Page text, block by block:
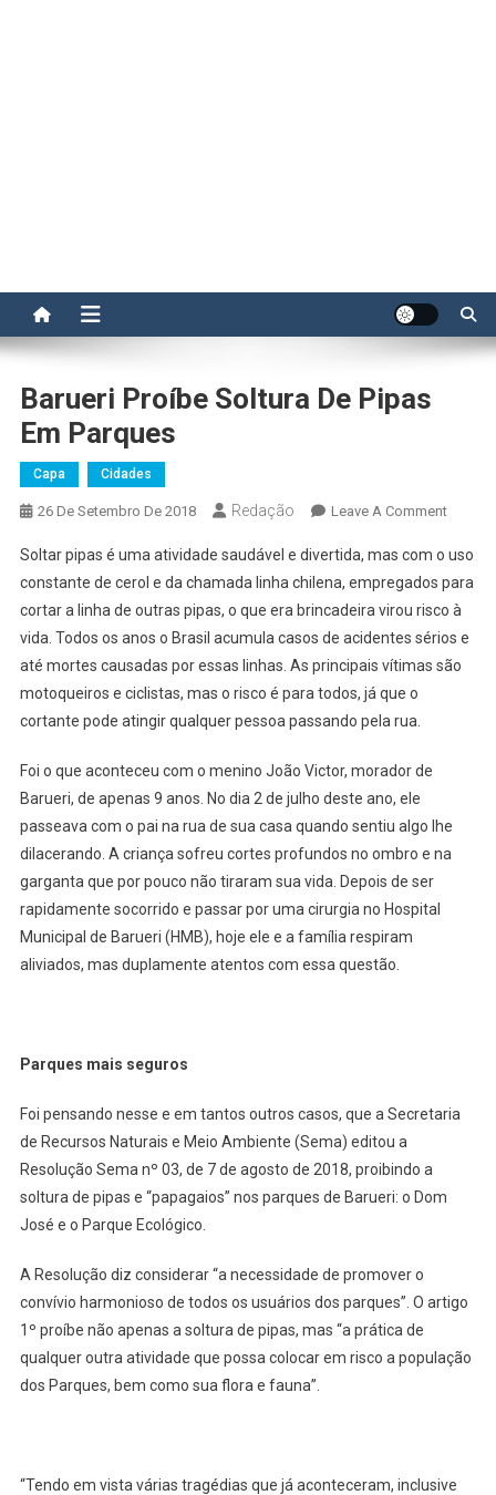
Barueri Proíbe Soltura De Pipas
Em Parques
Capa Cidades
26 De Setembro De 2018 Redação Leave A CommentOn
Proíbe
Soltura
De
Pipas
Em
Soltar pipas é uma atividade saudável e divertida, mas com o uso
constante de cerol e da chamada linha chilena, empregados para
cortar a linha de outras pipas, o que era brincadeira virou risco à
vida. Todos os anos o Brasil acumula casos de acidentes sérios e
até mortes causadas por essas linhas. As principais vítimas são
motoqueiros e ciclistas, mas o risco é para todos, já que o
cortante pode atingir qualquer pessoa passando pela rua.
Foi o que aconteceu com o menino João Victor, morador de
Barueri, de apenas 9 anos. No dia 2 de julho deste ano, ele
passeava com o pai na rua de sua casa quando sentiu algo lhe
dilacerando. A criança sofreu cortes profundos no ombro e na
garganta que por pouco não tiraram sua vida. Depois de ser
rapidamente socorrido e passar por uma cirurgia no Hospital
Municipal de Barueri (HMB), hoje ele e a família respiram
aliviados, mas duplamente atentos com essa questão.
Parques mais seguros
Foi pensando nesse e em tantos outros casos, que a Secretaria
de Recursos Naturais e Meio Ambiente (Sema) editou a
Resolução Sema nº 03, de 7 de agosto de 2018, proibindo a
soltura de pipas e “papagaios” nos parques de Barueri: o Dom
José e o Parque Ecológico.
A Resolução diz considerar “a necessidade de promover o
convívio harmonioso de todos os usuários dos parques”. O artigo
1º proíbe não apenas a soltura de pipas, mas “a prática de
qualquer outra atividade que possa colocar em risco a população
dos Parques, bem como sua flora e fauna”.
“Tendo em vista várias tragédias que já aconteceram, inclusive